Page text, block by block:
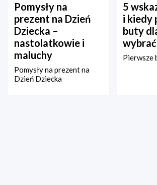
Pomysły na
prezent na Dzień
Dziecka –
nastolatkowie i
maluchy
Pomysły na prezent na
Dzień Dziecka
5
i kiedy
buty
wybrać
Pierwsze